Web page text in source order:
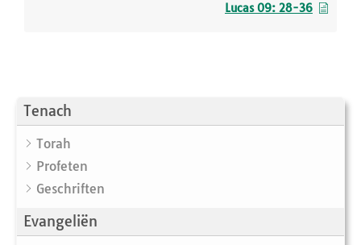
Tenach
Torah
Profeten
Geschriften
Evangeliën
Lucas 09: 28-36